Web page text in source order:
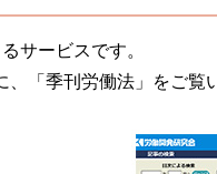
サービスです。
「季刊労働法」をご覧